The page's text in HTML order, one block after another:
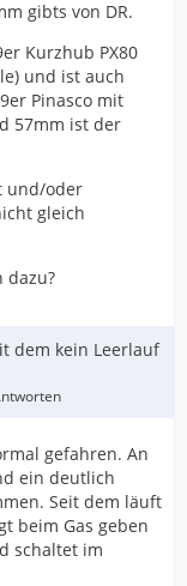
gibts von DR.
Kurzhub PX80
und ist auch
Pinasco mit
57mm ist der
und/oder
gleich
dazu?
dem kein Leerlauf
gefahren. An
ein deutlich
Seit dem läuft
beim Gas geben
schaltet im